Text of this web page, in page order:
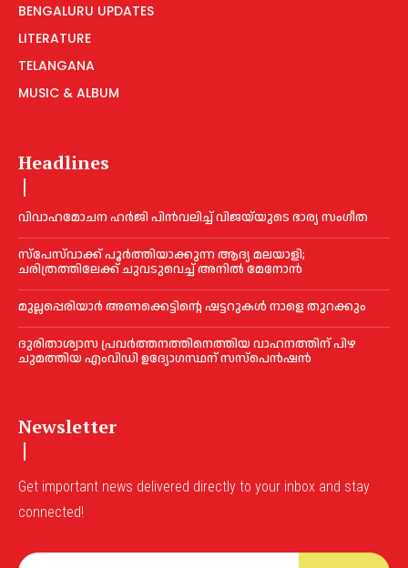
BENGALURU UPDATES
LITERATURE
TELANGANA
MUSIC & ALBUM
Headlines
വിവാഹമോചന ഹര്‍ജി പിൻവലിച്ച്‌ വിജയ്‌യുടെ ഭാര്യ സംഗീത
സ്‌പേസ്‌വാക്ക് പൂര്‍ത്തിയാക്കുന്ന ആദ്യ മലയാളി;
ചരിത്രത്തിലേക്ക് ചുവടുവെച്ച്‌ അനില്‍ മേനോൻ
മുല്ലപ്പെരിയാര്‍ അണക്കെട്ടിന്റെ ഷട്ടറുകള്‍ നാളെ തുറക്കും
ദുരിതാശ്വാസ പ്രവര്‍ത്തനത്തിനെത്തിയ വാഹനത്തിന് പിഴ
ചുമത്തിയ എംവിഡി ഉദ്യോഗസ്ഥന് സസ്പെൻഷൻ
Newsletter
Get important news delivered directly to your inbox and stay
connected!